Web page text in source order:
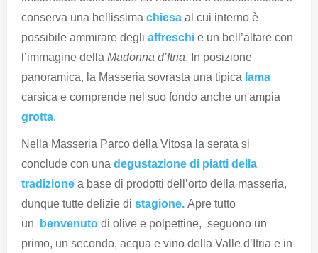
conserva una bellissima chiesa al cui interno è
possibile ammirare degli affreschi e un bell’altare con
l’immagine della Madonna d’Itria. In posizione
panoramica, la Masseria sovrasta una tipica lama
carsica e comprende nel suo fondo anche un'ampia
grotta.
Nella Masseria Parco della Vitosa la serata si
conclude con una degustazione di piatti della
tradizione a base di prodotti dell’orto della masseria,
dunque tutte delizie di stagione. Apre tutto
un
benvenuto di olive e polpettine, seguono un
primo, un secondo, acqua e vino della Valle d’Itria e in